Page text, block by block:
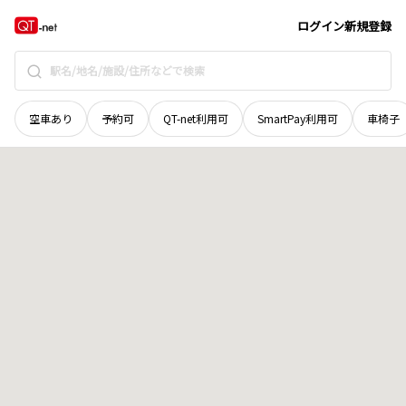
ログイン新規登録
空車あり 予約可 QT-net利用可 SmartPay利用可 車椅子
鳥取県